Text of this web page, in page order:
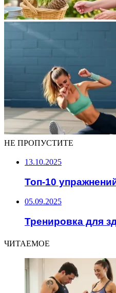
НЕ ПРОПУСТИТЕ
13.10.2025
Топ-10
05.09.2025
Тренировка для
ЧИТАЕМОЕ